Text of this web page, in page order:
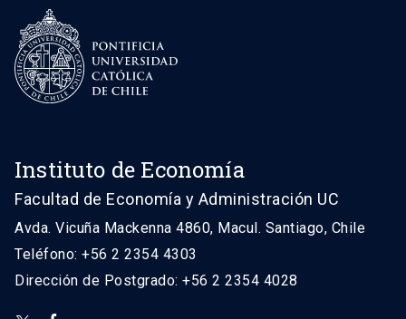
Instituto de Economía
Facultad de Economía y Administración UC
Avda. Vicuña Mackenna 4860, Macul. Santiago, Chile
Teléfono: +56 2 2354 4303
Dirección de Postgrado: +56 2 2354 4028